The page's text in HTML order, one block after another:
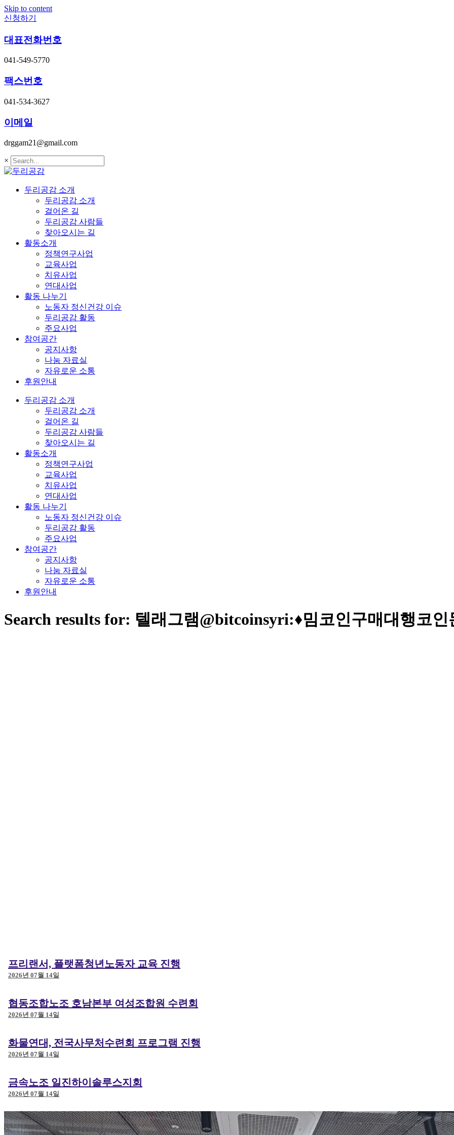
Skip to content
신청하기
대표전화번호
041-549-5770
팩스번호
041-534-3627
이메일
drggam21@gmail.com
×
두리공감 소개
두리공감 소개
걸어온 길
두리공감 사람들
찾아오시는 길
활동소개
정책연구사업
교육사업
치유사업
연대사업
활동 나누기
노동자 정신건강 이슈
두리공감 활동
주요사업
참여공간
공지사항
나눔 자료실
자유로운 소통
후원안내
두리공감 소개
두리공감 소개
걸어온 길
두리공감 사람들
찾아오시는 길
활동소개
정책연구사업
교육사업
치유사업
연대사업
활동 나누기
노동자 정신건강 이슈
두리공감 활동
주요사업
참여공간
공지사항
나눔 자료실
자유로운 소통
후원안내
Search results for: 텔래그램@bitcoinsyri:♦밈코인구매대행코인
프리랜서, 플랫폼청년노동자 교육 진행
2026년 07월 14일
협동조합노조 호남본부 여성조합원 수련회
2026년 07월 14일
화물연대, 전국사무처수련회 프로그램 진행
2026년 07월 14일
금속노조 일진하이솔루스지회
2026년 07월 14일
신청 및 문의 메일 보내기
전화번호
*
Email
메일 보내기